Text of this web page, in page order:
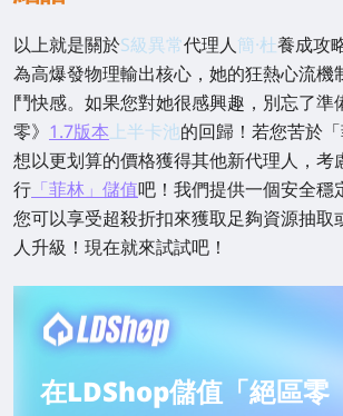
以上就是關於S級異常代理人簡·杜養成攻
為高爆發物理輸出核心，她的狂熱心流機
鬥快感。如果您對她很感興趣，別忘了準
零》 1.7版本上半卡池的回歸！若您苦於
想以更划算的價格獲得其他新代理人，考
行「菲林」儲值吧！我們提供一個安全穩
您可以享受超殺折扣來獲取足夠資源抽取
人升級！現在就來試試吧！
在LDShop儲值「絕區零